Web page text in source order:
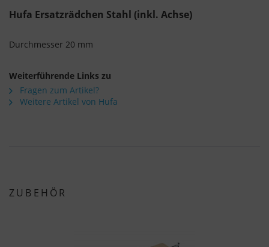
Hufa Ersatzrädchen Stahl (inkl. Achse)
Durchmesser 20 mm
Weiterführende Links zu
Fragen zum Artikel?
Weitere Artikel von Hufa
ZUBEHÖR